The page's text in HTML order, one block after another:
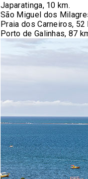
Japaratinga, 10 km.
São Miguel dos
Praia dos Carneiros, 52
Porto de Galinhas, 87